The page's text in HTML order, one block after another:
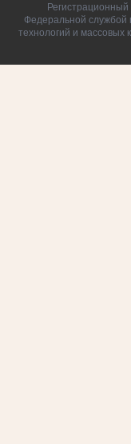
Федеральной
технологий и массовых